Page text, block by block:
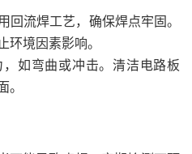
回流焊工艺，确保焊点牢固。
境因素影响。
如弯曲或冲击。清洁电路板